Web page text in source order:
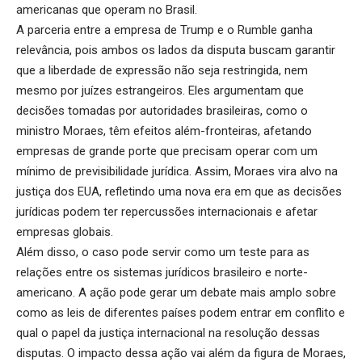
americanas que operam no Brasil.
A parceria entre a empresa de Trump e o Rumble ganha
relevância, pois ambos os lados da disputa buscam garantir
que a liberdade de expressão não seja restringida, nem
mesmo por juízes estrangeiros. Eles argumentam que
decisões tomadas por autoridades brasileiras, como o
ministro Moraes, têm efeitos além-fronteiras, afetando
empresas de grande porte que precisam operar com um
mínimo de previsibilidade jurídica. Assim, Moraes vira alvo na
justiça dos EUA, refletindo uma nova era em que as decisões
jurídicas podem ter repercussões internacionais e afetar
empresas globais.
Além disso, o caso pode servir como um teste para as
relações entre os sistemas jurídicos brasileiro e norte-
americano. A ação pode gerar um debate mais amplo sobre
como as leis de diferentes países podem entrar em conflito e
qual o papel da justiça internacional na resolução dessas
disputas. O impacto dessa ação vai além da figura de Moraes,